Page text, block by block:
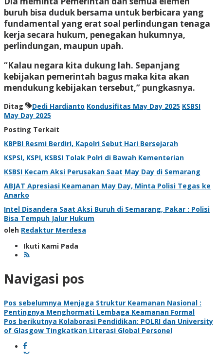
buruh bisa duduk bersama untuk berbicara yang
fundamental yang erat soal perlindungan tenaga
kerja secara hukum, penegakan hukumnya,
perlindungan, maupun upah.
“Kalau negara kita dukung lah. Sepanjang
kebijakan pemerintah bagus maka kita akan
mendukung kebijakan tersebut,” pungkasnya.
Ditag Dedi Hardianto Kondusifitas May Day 2025 KSBSI
May Day 2025
Posting Terkait
KBPBI Resmi Berdiri, Kapolri Sebut Hari Bersejarah
KSPSI, KSPI, KSBSI Tolak Polri di Bawah Kementerian
KSBSI Kecam Aksi Perusakan Saat May Day di Semarang
ABJAT Apresiasi Keamanan May Day, Minta Polisi Tegas ke
Anarko
Intel Disandera Saat Aksi Buruh di Semarang, Pakar : Polisi
Bisa Tempuh Jalur Hukum
oleh Redaktur Merdesa
Ikuti Kami Pada
Navigasi pos
Pos sebelumnya Menjaga Struktur Keamanan Nasional :
Pentingnya Menghormati Lembaga Keamanan Formal
Pos berikutnya Kolaborasi Pendidikan: POLRI dan University
of Glasgow Tingkatkan Literasi Global Personel